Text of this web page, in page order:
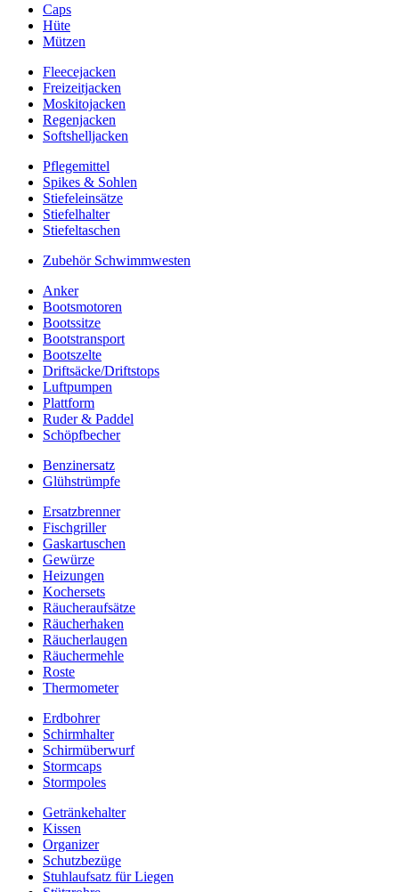
Caps
Hüte
Mützen
Fleecejacken
Freizeitjacken
Moskitojacken
Regenjacken
Softshelljacken
Pflegemittel
Spikes & Sohlen
Stiefeleinsätze
Stiefelhalter
Stiefeltaschen
Zubehör Schwimmwesten
Anker
Bootsmotoren
Bootssitze
Bootstransport
Bootszelte
Driftsäcke/Driftstops
Luftpumpen
Plattform
Ruder & Paddel
Schöpfbecher
Benzinersatz
Glühstrümpfe
Ersatzbrenner
Fischgriller
Gaskartuschen
Gewürze
Heizungen
Kochersets
Räucheraufsätze
Räucherhaken
Räucherlaugen
Räuchermehle
Roste
Thermometer
Erdbohrer
Schirmhalter
Schirmüberwurf
Stormcaps
Stormpoles
Getränkehalter
Kissen
Organizer
Schutzbezüge
Stuhlaufsatz für Liegen